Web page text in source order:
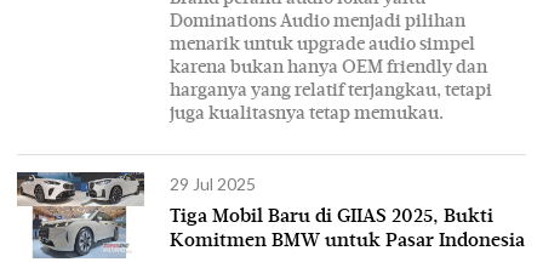
Dominations Audio menjadi pilihan
menarik untuk upgrade audio simpel
karena bukan hanya OEM friendly dan
harganya yang relatif terjangkau, tetapi
juga kualitasnya tetap memukau.
29 Jul 2025
Tiga Mobil Baru di GIIAS 2025, Bukti
Komitmen BMW untuk Pasar Indonesia